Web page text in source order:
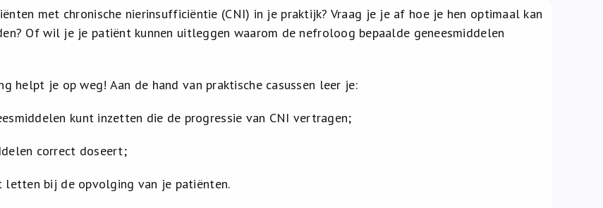
met chronische nierinsufficiëntie (CNI) in je praktijk? Vraag je je af hoe je hen optimaal kan
Of wil je je patiënt kunnen uitleggen waarom de nefroloog bepaalde geneesmiddelen
helpt je op weg! Aan de hand van praktische casussen leer je:
kunt inzetten die de progressie van CNI vertragen;
correct doseert;
letten bij de opvolging van je patiënten.